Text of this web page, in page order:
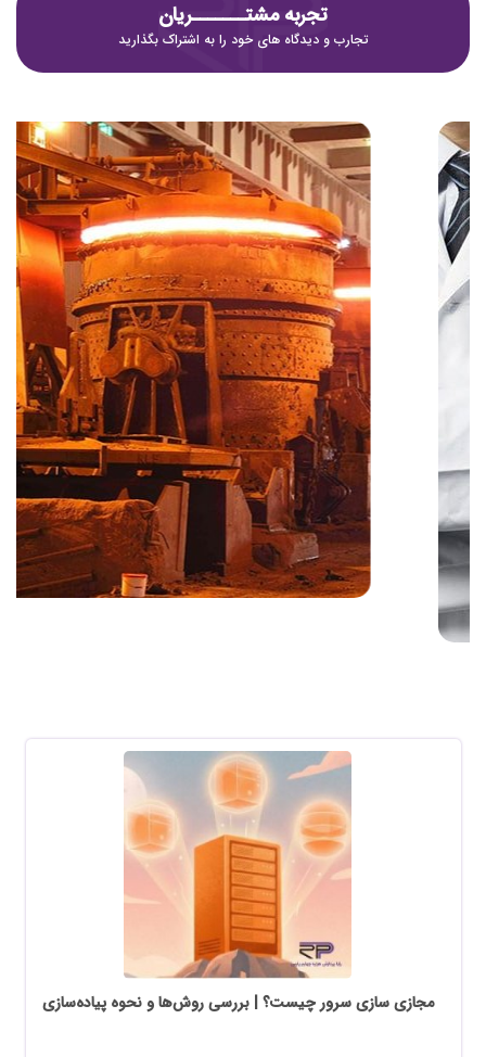
تجربه مشتـــــــریان
تجارب و دیدگاه های خود را به اشتراک بگذارید
مجازی سازی سرور چیست؟ | بررسی روش‌ها و نحوه پیاده‌سازی